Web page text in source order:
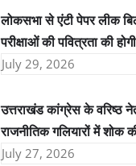
लोकसभा से एंटी पेपर लीक बिल
परीक्षाओं की पवित्रता की होगी
July 29, 2026
उत्तराखंड कांग्रेस के वरिष्ठ
राजनीतिक गलियारों में शोक
July 27, 2026